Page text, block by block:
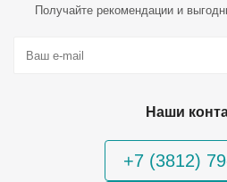
Получайте рекомендации и
Наши
+7 (3812)